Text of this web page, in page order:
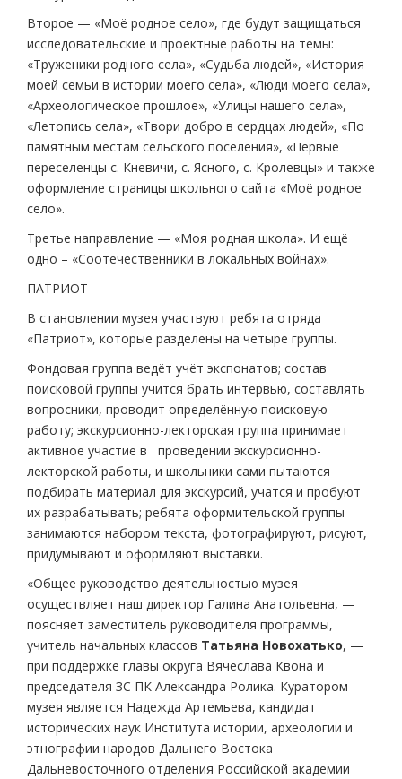
Второе — «Моё родное село», где будут защищаться
исследовательские и проектные работы на темы:
«Труженики родного села», «Судьба людей», «История
моей семьи в истории моего села», «Люди моего села»,
«Археологическое прошлое», «Улицы нашего села»,
«Летопись села», «Твори добро в сердцах людей», «По
памятным местам сельского поселения», «Первые
переселенцы с. Кневичи, с. Ясного, с. Кролевцы» и также
оформление страницы школьного сайта «Моё родное
село».
Третье направление — «Моя родная школа». И ещё
одно – «Соотечественники в локальных войнах».
ПАТРИОТ
В становлении музея участвуют ребята отряда
«Патриот», которые разделены на четыре группы.
Фондовая группа ведёт учёт экспонатов; состав
поисковой группы учится брать интервью, составлять
вопросники, проводит определённую поисковую
работу; экскурсионно-лекторская группа принимает
активное участие в проведении экскурсионно-
лекторской работы, и школьники сами пытаются
подбирать материал для экскурсий, учатся и пробуют
их разрабатывать; ребята оформительской группы
занимаются набором текста, фотографируют, рисуют,
придумывают и оформляют выставки.
«Общее руководство деятельностью музея
осуществляет наш директор Галина Анатольевна, —
поясняет заместитель руководителя программы,
учитель начальных классов Татьяна Новохатько, —
при поддержке главы округа Вячеслава Квона и
председателя ЗС ПК Александра Ролика. Куратором
музея является Надежда Артемьева, кандидат
исторических наук Института истории, археологии и
этнографии народов Дальнего Востока
Дальневосточного отделения Российской академии